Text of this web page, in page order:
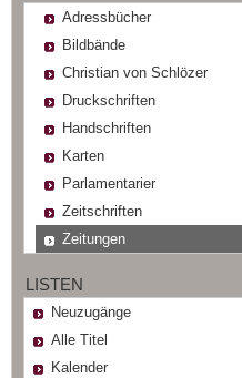
Adressbücher
Bildbände
Christian von Schlözer
Druckschriften
Handschriften
Karten
Parlamentarier
Zeitschriften
Zeitungen
LISTEN
Neuzugänge
Alle Titel
Kalender